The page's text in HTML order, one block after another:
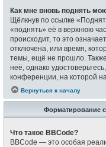
Как мне вновь поднять
Щёлкнув по ссылке
«поднять» её в верхнюю
происходит, то это
отключена, или время,
темы, ещё не прошло.
неё, однако
конференции, на которой
Вернуться к началу
Форматирование
Что такое BBCode?
BBCode — это особая